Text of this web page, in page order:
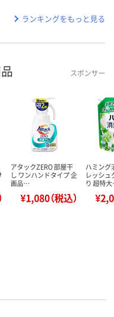
ランキングをもっと見る
スポンサー
アタックZERO 部屋干
し ワンハンドタイプ 企
画品…
¥1,080（税込）
ハミング
レッシュ
り 超特